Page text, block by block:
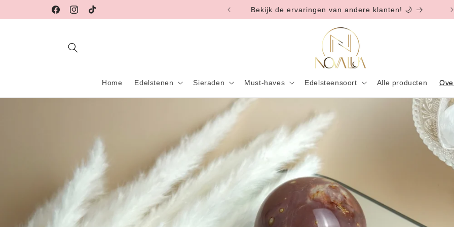
content
FacebookInstagram
TikTok
Bekijk de ervaringen van andere klanten! 🌙
Home Edelstenen Sieraden Must-haves Edelsteensoort Alle producten